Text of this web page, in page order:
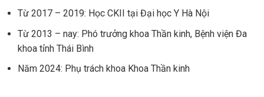
Từ 2017 – 2019: Học CKII tại Đại học Y Hà Nội
Từ 2013 – nay: Phó trưởng khoa Thần kinh, Bệnh viện Đa
khoa tỉnh Thái Bình
Năm 2024: Phụ trách khoa Khoa Thần kinh